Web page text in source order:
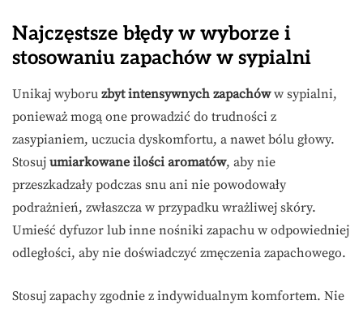
Najczęstsze błędy w wyborze i
stosowaniu zapachów w sypialni
Unikaj wyboru zbyt intensywnych zapachóww sypialni,
ponieważ mogą one prowadzić do trudności z
zasypianiem, uczucia dyskomfortu, a nawet bólu głowy.
Stosuj umiarkowane ilości aromatów, aby nie
przeszkadzały podczas snu ani nie powodowały
podrażnień, zwłaszcza w przypadku wrażliwej skóry.
Umieść dyfuzor lub inne nośniki zapachu w odpowiedniej
odległości, aby nie doświadczyć zmęczenia zapachowego.
Stosuj zapachy zgodnie z indywidualnym komfortem. Nie